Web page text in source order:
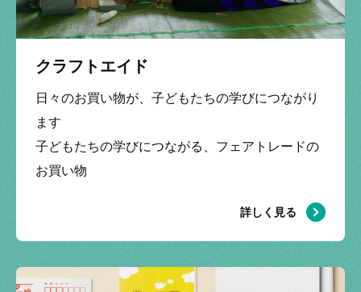
参加する
クラフトエイド
日々のお買い物が、子どもたちの学びにつながり
ます
子どもたちの学びにつながる、フェアトレードの
お買い物
詳しく見る